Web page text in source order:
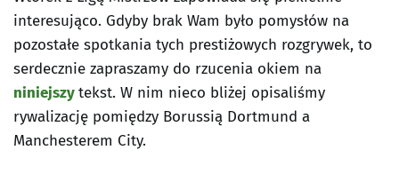
interesująco. Gdyby brak Wam było pomysłów na
pozostałe spotkania tych prestiżowych rozgrywek, to
serdecznie zapraszamy do rzucenia okiem na
niniejszytekst. W nim nieco bliżej opisaliśmy
rywalizację pomiędzy Borussią Dortmund a
Manchesterem City.